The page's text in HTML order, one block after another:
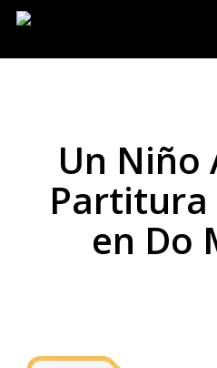
Un Niño
Partitura
en Do